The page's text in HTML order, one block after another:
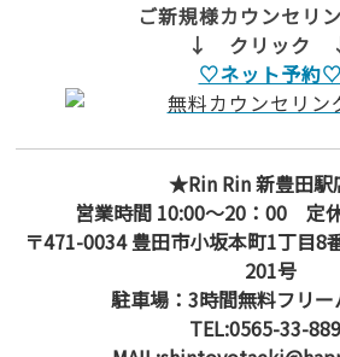
ご新規様カウンセリ
↓ クリック
♡ネット予約♡
★Rin Rin 新豊田
営業時間 10:00～20：00 定
〒471-0034 豊田市小坂本町1丁目8
201号
駐車場：3時間無料フリ
TEL:0565-33-